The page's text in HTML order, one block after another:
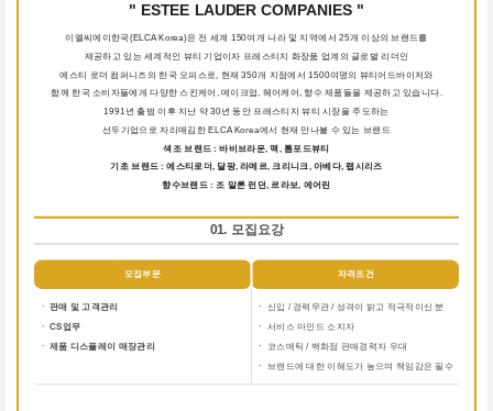
" ESTEE LAUDER COMPANIES "
이엘씨에이한국(ELCA Korea)은 전 세계 150여개 나라 및 지역에서 25개 이상의 브랜드를
제공하고 있는 세계적인 뷰티 기업이자 프레스티지 화장품 업계의 글로벌 리더인
에스티 로더 컴퍼니즈의 한국 오피스로, 현재 350개 지점에서 1500여명의 뷰티어드바이저와
함께 한국 소비자들에게 다양한 스킨케어, 메이크업, 헤어케어, 향수 제품들을 제공하고 있습니다.
1991년 출범 이후 지난 약 30년 동안 프레스티지 뷰티 시장을 주도하는
선두기업으로 자리매김한 ELCA Korea에서 현재 만나볼 수 있는 브랜드
색조 브랜드 : 바비브라운, 맥, 톰포드뷰티
기초 브랜드 : 에스티로더, 달팡, 라메르, 크리니크, 아베다, 랩시리즈
향수브랜드 : 조 말론 런던, 르라보, 에어린
01. 모집요강
모집부문 자격조건
ㆍ 판매 및 고객관리
ㆍ CS업무
ㆍ 제품 디스플레이 매장관리
ㆍ 신입 / 경력무관 / 성격이 밝고 적극적이신 분
ㆍ
서비스 마인드 소지자
ㆍ
코스메틱 / 백화점 판매경력자 우대
ㆍ 브랜드에 대한 이해도가 높으며 책임감은 필수